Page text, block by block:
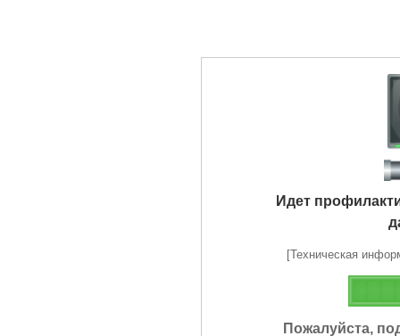
Идет
[Техническая
Пожалуйста,